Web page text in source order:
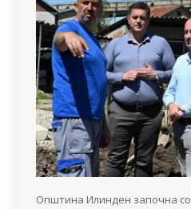
Општина Илинден започна